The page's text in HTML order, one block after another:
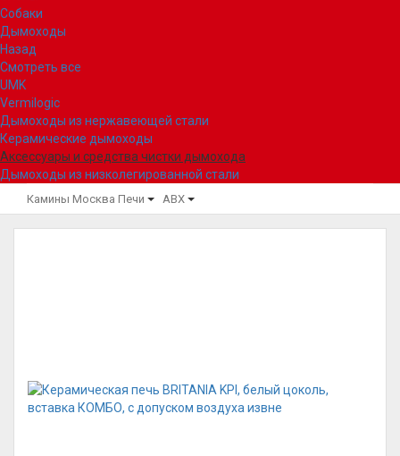
Собаки
Дымоходы
Назад
Смотреть все
UMK
Vermilogic
Дымоходы из нержавеющей стали
Керамические дымоходы
Аксессуары и средства чистки дымохода
Дымоходы из низколегированной стали
Камины Москва Печи ABX